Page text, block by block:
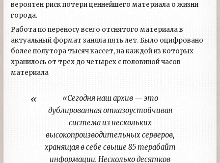
вероятен риск потери ценнейшего материала о жизни
города.
Работа по переносу всего отснятого материала в
актуальный формат заняла пять лет. Было оцифровано
более полутора тысяч кассет, на каждой из которых
хранилось от трех до четырех с половиной часов
материала
«Сегодня наш архив — это
дублированная отказоустойчивая
система из нескольких
высокопроизводительных серверов,
хранящая в себе свыше 85 терабайт
информации. Несколько десятков